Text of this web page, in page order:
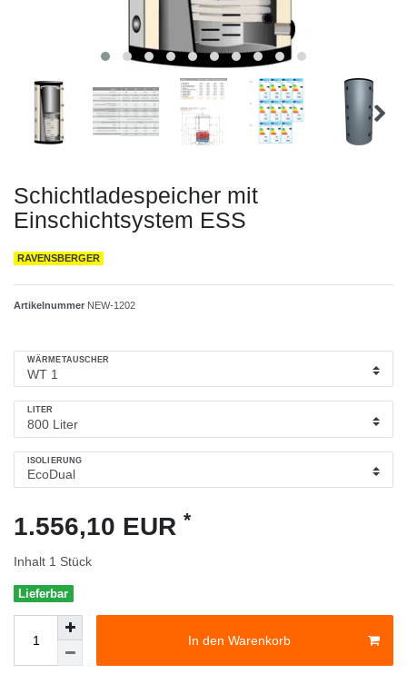
Schichtladespeicher mit
Einschichtsystem ESS
RAVENSBERGER
Artikelnummer NEW-1202
WÄRMETAUSCHER
LITER
ISOLIERUNG
1.556,10 EUR *
Inhalt 1 Stück
Lieferbar
In den Warenkorb